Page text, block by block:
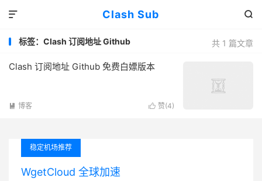
Clash Sub 

共 1 篇文章
标签：Clash 订阅地址 Github
Clash 订阅地址 Github 免费白嫖版本
 赞(4)
 博客
稳定机场推荐
WgetCloud 全球加速